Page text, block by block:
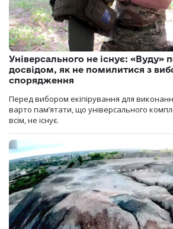
Універсального не існує: «Вуду»
досвідом, як не помилитися з
спорядження
Перед вибором екіпірування для
варто пам’ятати, що універсального
всім, не існує.